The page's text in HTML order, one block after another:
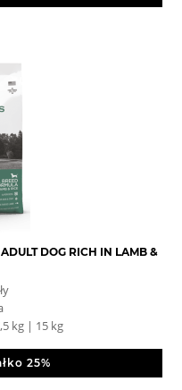
DOG RICH IN LAMB &
kg | 15 kg
25%